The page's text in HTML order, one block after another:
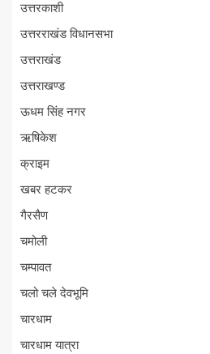
उत्तरकाशी
उत्तरराखंड विधानसभा
उत्तराखंड
उत्तराखण्ड
ऊधम सिंह नगर
ऋषिकेश
क्राइम
खबर हटकर
गैरसैण
चमोली
चम्पावत
चलो चले देवभूमि
चारधाम
चारधाम यात्रा